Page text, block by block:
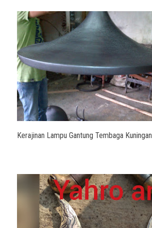
Kerajinan Lampu Gantung Tembaga Kuningan